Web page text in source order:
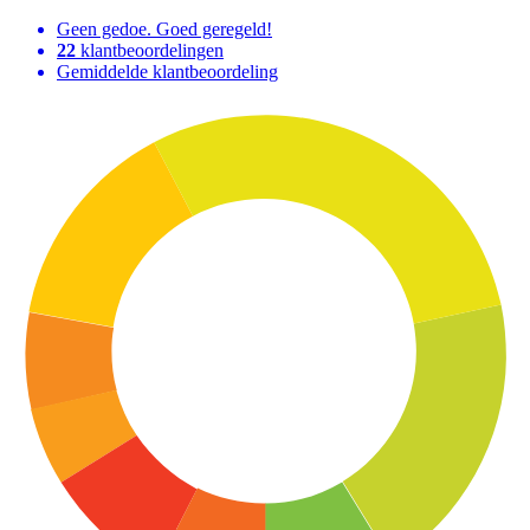
Geen gedoe. Goed geregeld!
22 klantbeoordelingen
Gemiddelde klantbeoordeling